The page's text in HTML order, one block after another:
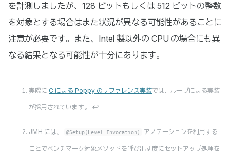
を計測しましたが、128 ビットもしくは 512 ビットの整数
を対象とする場合はまた状況が異なる可能性があることに
注意が必要です。また、Intel 製以外の CPU の場合にも異
なる結果となる可能性が十分にあります。
実際に C による Poppy のリファレンス実装では、ループによる実装
が採用されています。 ↩
JMH には、 @Setup(Level.Invocation) アノテーションを利用する
ことでベンチマーク対象メソッドを呼び出す度にセットアップ処理を